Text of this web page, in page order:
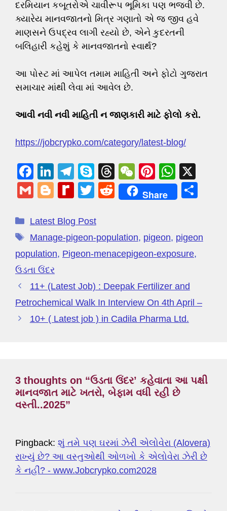
દરમિયાન કબૂતરોએ ચાવીરૂપ ભૂમિકા પણ ભજવી છે.
ક્યારેય માનવજાતનો મિત્ર ગણાતો એ જ જીવ હવે
માણસને ઉપદ્રવ લાગી રહ્યો છે, એને કુદરતની
બલિહારી કહેશું કે માનવજાતનો સ્વાર્થ?
આ પોસ્ટ માં આપેલ તમામ માહિતી અને ફોટો ગુજરાત
સમાચાર માંથી લેવા માં આવેલ છે.
આવી નવી નવી માહિતી ન જાણકારી માટે ફોલો કરો.
https://jobcrypko.com/category/latest-blog/
F
a
c
e
b
o
o
k
Li
n
k
e
dI
n
T
el
e
gr
a
m
S
ky
p
e
T
hr
e
d
s
W
e
C
at
Pi
nt
er
st
W
h
at
A
p
G
ail
Bl
g
g
er
R
di
ff
M
P
a
g
T
tt
er
R
di
t
Share
e
Latest Blog Post
Manage-pigeon-population, pigeon, pigeon
population, Pigeon-menacepigeon-exposure,
ઉડતા ઉંદર
11+ (Latest Job) : Deepak Fertilizer and
Petrochemical Walk In Interview On 4th April –
10+ ( Latest job ) in Cadila Pharma Ltd.
3 thoughts on “ઉડતા ઉંદર’ કહેવાતા આ પક્ષી
માનવજાત માટે ખતરો, બેફામ વધી રહી છે
વસ્તી..2025”
Pingback: શું તમે પણ ઘરમાં ઝેરી એલોવેરા (Alovera)
રાખ્યું છે? આ વસ્તુઓથી ઓળખો કે એલોવેરા ઝેરી છે
કે નહીં? - www.Jobcrypko.com2028